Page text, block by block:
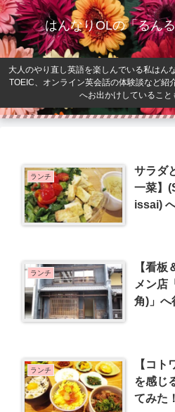
はんなりOLの「るん
大人のやり直し英語を楽しんでいる私はん
TOEIC、オンライン英会話の体験談など紹
へお出かけしていること
ランチ
サラダ
一菜】
issai)
ランチ
【看
メン店
角)」へ
ランチ
【コ
を感じ
てみた！